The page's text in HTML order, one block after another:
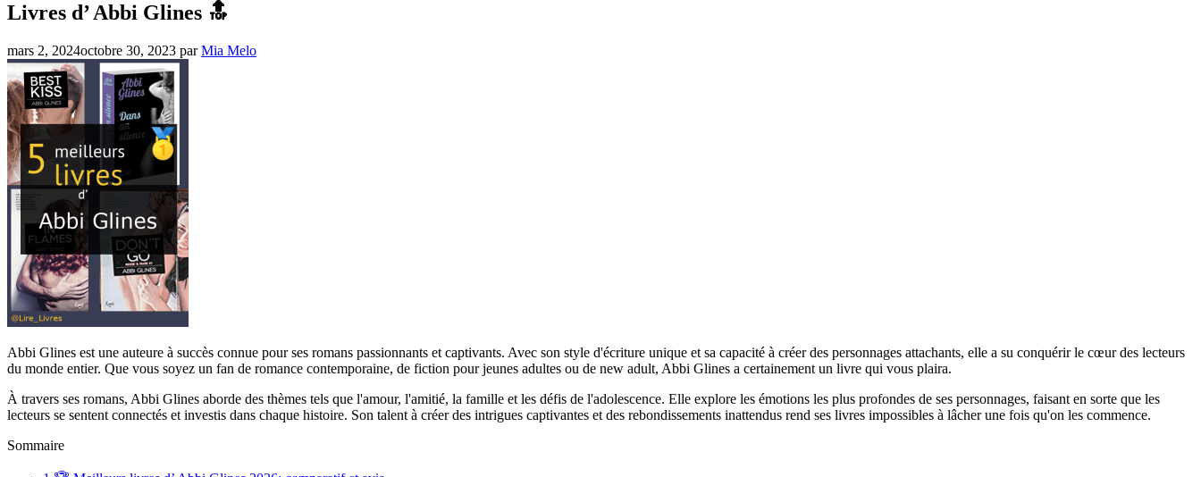
Livres d’ Abbi Glines 🔝
mars 2, 2024octobre 30, 2023 parMia Melo
Abbi Glines est une auteure à succès connue pour ses romans passionnants et captivants. Avec son style d'écriture unique et sa capacité à créer des personnages attachants, elle a su conquérir le cœur des lecteurs
du monde entier. Que vous soyez un fan de romance contemporaine, de fiction pour jeunes adultes ou de new adult, Abbi Glines a certainement un livre qui vous plaira.
À travers ses romans, Abbi Glines aborde des thèmes tels que l'amour, l'amitié, la famille et les défis de l'adolescence. Elle explore les émotions les plus profondes de ses personnages, faisant en sorte que les
lecteurs se sentent connectés et investis dans chaque histoire. Son talent à créer des intrigues captivantes et des rebondissements inattendus rend ses livres impossibles à lâcher une fois qu'on les commence.
Sommaire